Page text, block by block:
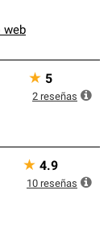
estrictos
web
★ 5
2 reseñas
★ 4.9
10 reseñas